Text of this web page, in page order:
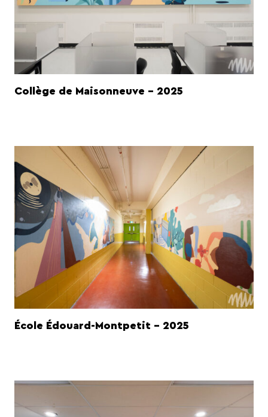
Collège de Maisonneuve - 2025
École Édouard-Montpetit - 2025